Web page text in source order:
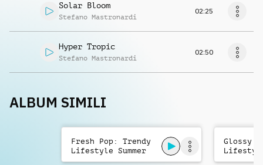
Solar Bloom
Stefano Mastronardi
02:25
Hyper Tropic
Stefano Mastronardi
02:50
ALBUM SIMILI
Fresh Pop: Trendy
Lifestyle Summer
Glossy
Summer